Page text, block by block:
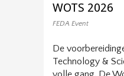
WOTS 2026
FEDA Event
De
Technology &